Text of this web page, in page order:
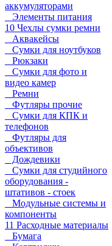
аккумуляторами
Элементы питания
10 Чехлы сумки ремни
Аквакейсы
Сумки для ноутбуков
Рюкзаки
Сумки для фото и
видео камер
Ремни
Футляры прочие
Сумки для КПК и
телефонов
Футляры для
объективов
Дождевики
Сумки для студийного
оборудования -
штативов - стоек
Модульные системы и
компоненты
11 Расходные материалы
Бумага